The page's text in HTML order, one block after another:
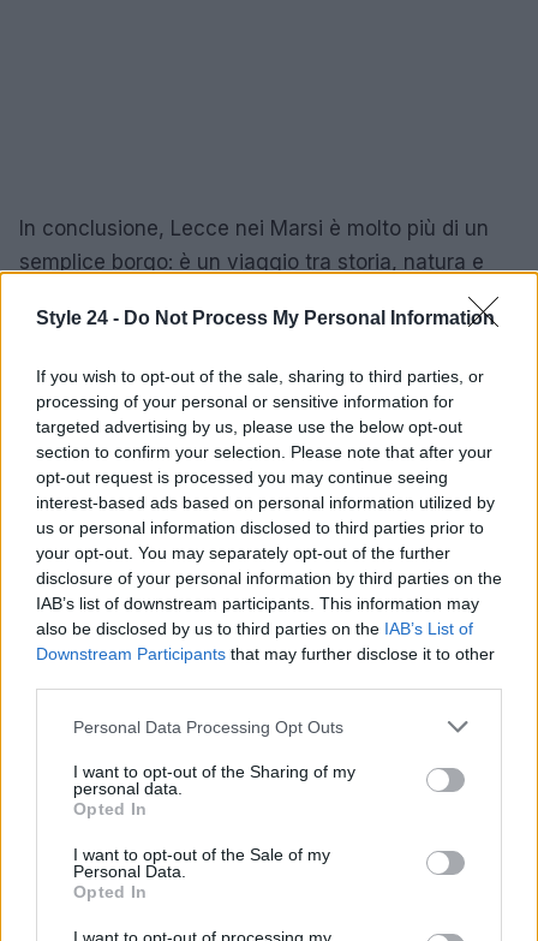
Style 24 - Do Not Process My Personal Information
If you wish to opt-out of the sale, sharing to third parties, or
processing of your personal or sensitive information for
targeted advertising by us, please use the below opt-out
section to confirm your selection. Please note that after your
opt-out request is processed you may continue seeing
interest-based ads based on personal information utilized by
us or personal information disclosed to third parties prior to
your opt-out. You may separately opt-out of the further
disclosure of your personal information by third parties on the
IAB’s list of downstream participants. This information may
also be disclosed by us to third parties on the IAB’s List of
Downstream Participants that may further disclose it to other
Please note that this website/app uses one or more Google
not limited to your visit or usage behaviour. You may click to
grant or deny consent to Google and its third-party tags to
use your data for below specified purposes in below Google
consent section.
Personal Data Processing Opt Outs
I want to opt-out of the Sharing of my
personal data.
Opted In
I want to opt-out of the Sale of my
Personal Data.
Opted In
In conclusione, Lecce nei Marsi è molto più di un
semplice borgo: è un viaggio tra storia, natura e
sapori che ti lascerà senza parole. Non perdere
l’occasione di scoprire questo tesoro nascosto nel
un’opportunità per rimanere incantati dalla sua
bellezza e dalla varietà di esperienze che offre.
Pronto a partire per un’avventura indimenticabile?
🌄✨
AUTORE
Staff